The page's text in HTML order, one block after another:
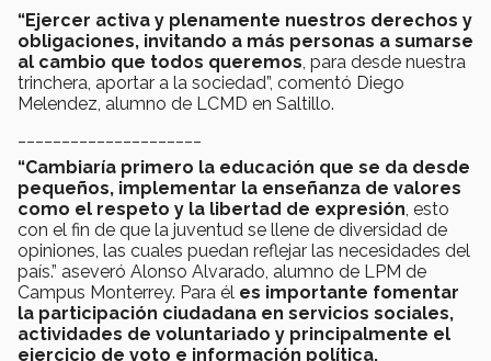
“Ejercer activa y plenamente nuestros derechos y
obligaciones, invitando a más personas a sumarse
al cambio que todos queremos, para desde nuestra
trinchera, aportar a la sociedad”, comentó Diego
Melendez, alumno de LCMD en Saltillo.
“Cambiaría primero la educación que se da desde
pequeños, implementar la enseñanza de valores
como el respeto y la libertad de expresión, esto
con el fin de que la juventud se llene de diversidad de
opiniones, las cuales puedan reflejar las necesidades del
país.” aseveró Alonso Alvarado, alumno de LPM de
Campus Monterrey. Para él es importante fomentar
la participación ciudadana en servicios sociales,
actividades de voluntariado y principalmente el
ejercicio de voto e información política.